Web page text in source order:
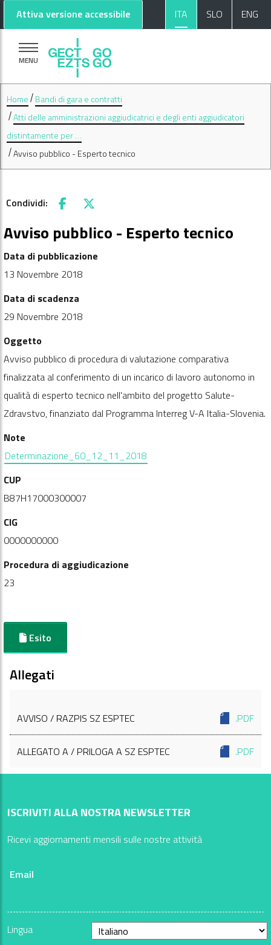
Vai al contenuto principale
Vai al footer
Attiva versione accessibile ITA SLO ENG
MENU
Home
Bandi di gara e contratti
Atti delle amministrazioni aggiudicatrici e degli enti aggiudicatori
distintamente per …
Avviso pubblico - Esperto tecnico
Condividi: Facebook
X
Avviso pubblico - Esperto tecnico
Data di pubblicazione
13 Novembre 2018
Data di scadenza
29 Novembre 2018
Oggetto
Avviso pubblico di procedura di valutazione comparativa
finalizzata al conferimento di un incarico di lavoro autonomo in
qualità di esperto tecnico nell'ambito del progetto Salute-
Zdravstvo, finanziato dal Programma Interreg V-A Italia-Slovenia.
Note
Determinazione_60_12_11_2018
CUP
B87H17000300007
CIG
0000000000
Procedura di aggiudicazione
23
Esito
Allegati
AVVISO / RAZPIS SZ ESPTEC .PDF
ALLEGATO A / PRILOGA A SZ ESPTEC .PDF
ISCRIVITI ALLA NOSTRA NEWSLETTER
Ricevi aggiornamenti mensili sulle nostre attività
Email
Lingua